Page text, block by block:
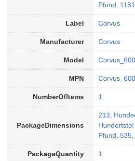
Pfund,
Label Corvus
Manufacturer Corvus
Model
MPN
NumberOfItems 1
PackageDimensions
213,
Pfund,
PackageQuantity 1